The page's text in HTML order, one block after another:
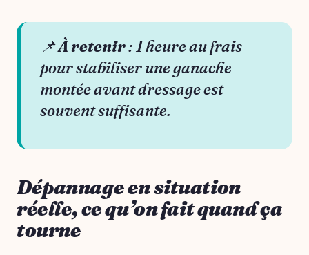
📌À retenir: 1 heure au frais
pour stabiliser une ganache
montée avant dressage est
souvent suffisante.
Dépannage en situation
réelle, ce qu’on fait quand ça
tourne